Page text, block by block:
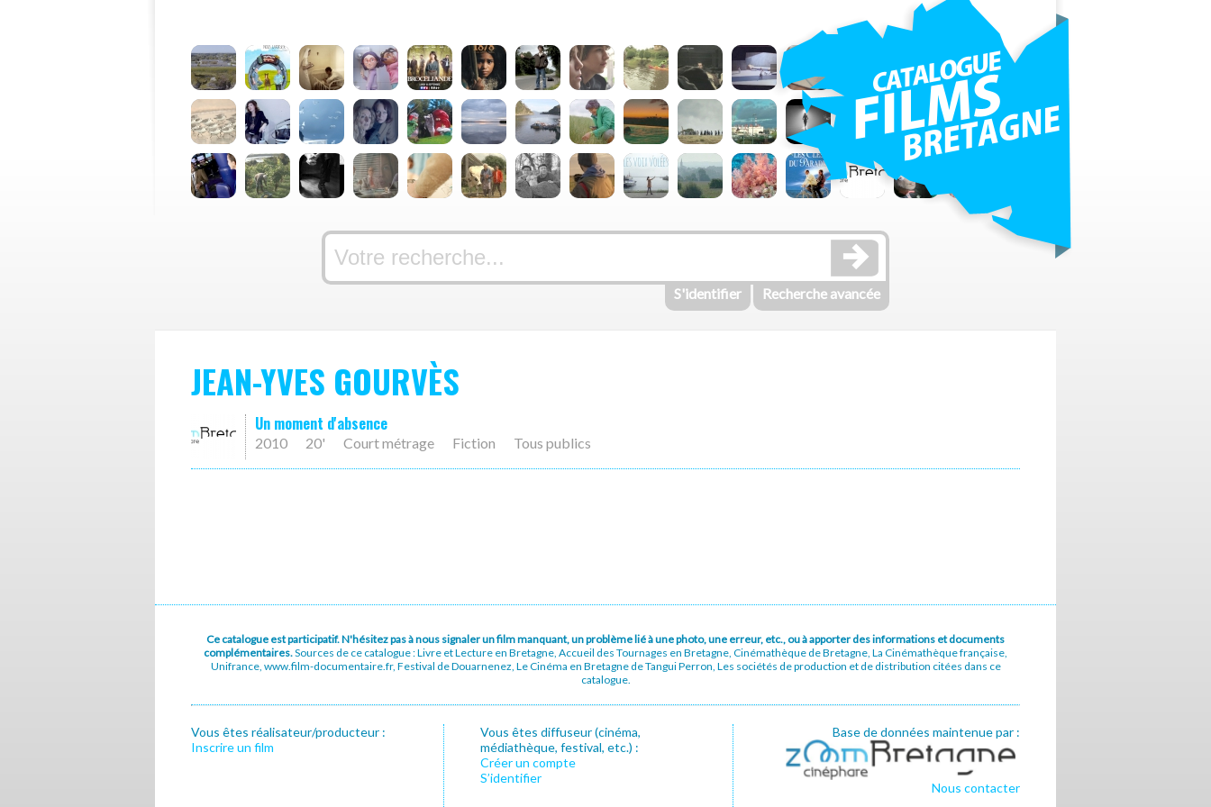
S'identifier Recherche avancée
JEAN-YVES GOURVÈS
Un moment d'absence
2010 20' Court métrage Fiction Tous publics
Ce catalogue est participatif. N'hésitez pas à nous signaler un film manquant, un problème lié à une photo, une erreur, etc., ou à apporter des informations et documents
complémentaires.Sources de ce catalogue : Livre et Lecture en Bretagne, Accueil des Tournages en Bretagne, Cinémathèque de Bretagne, La Cinémathèque française,
Unifrance, www.film-documentaire.fr, Festival de Douarnenez, Le Cinéma en Bretagne de Tangui Perron, Les sociétés de production et de distribution citées dans ce
catalogue.
Vous êtes réalisateur/producteur :
Inscrire un film
Vous êtes diffuseur (cinéma,
médiathèque, festival, etc.) :
Créer un compte
S’identifier
Base de données maintenue par :
Nous contacter